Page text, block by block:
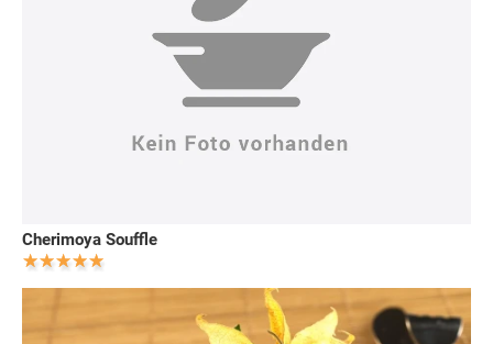
Cherimoya Souffle